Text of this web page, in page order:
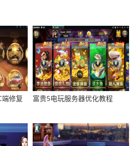
端修复
富贵5电玩服务器优化教程